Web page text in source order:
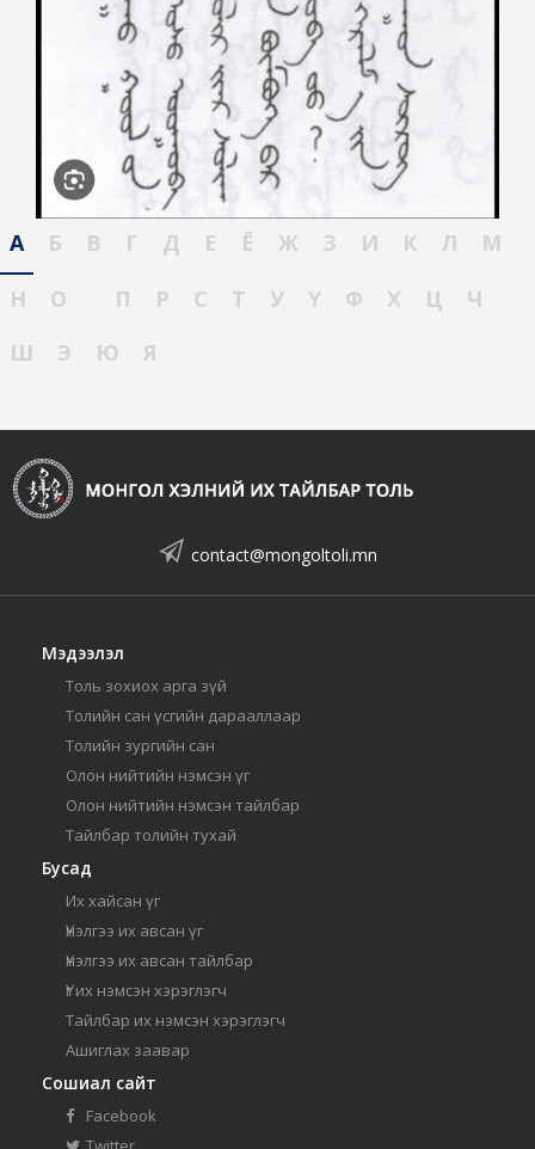
А Б В Г Д Е Ё Ж З И К Л
М
Н
О П Р С Т У Ү Ф Х Ц
Ч
Ш
Э Ю Я
contact@mongoltoli.mn
Мэдээлэл
Толь зохиох арга зүй
Толийн сан үсгийн дарааллаар
Толийн зургийн сан
Олон нийтийн нэмсэн үг
Олон нийтийн нэмсэн тайлбар
Тайлбар толийн тухай
Бусад
Их хайсан үг
Үнэлгээ их авсан үг
Үнэлгээ их авсан тайлбар
Үг их нэмсэн хэрэглэгч
Тайлбар их нэмсэн хэрэглэгч
Ашиглах заавар
Сошиал сайт
Facebook